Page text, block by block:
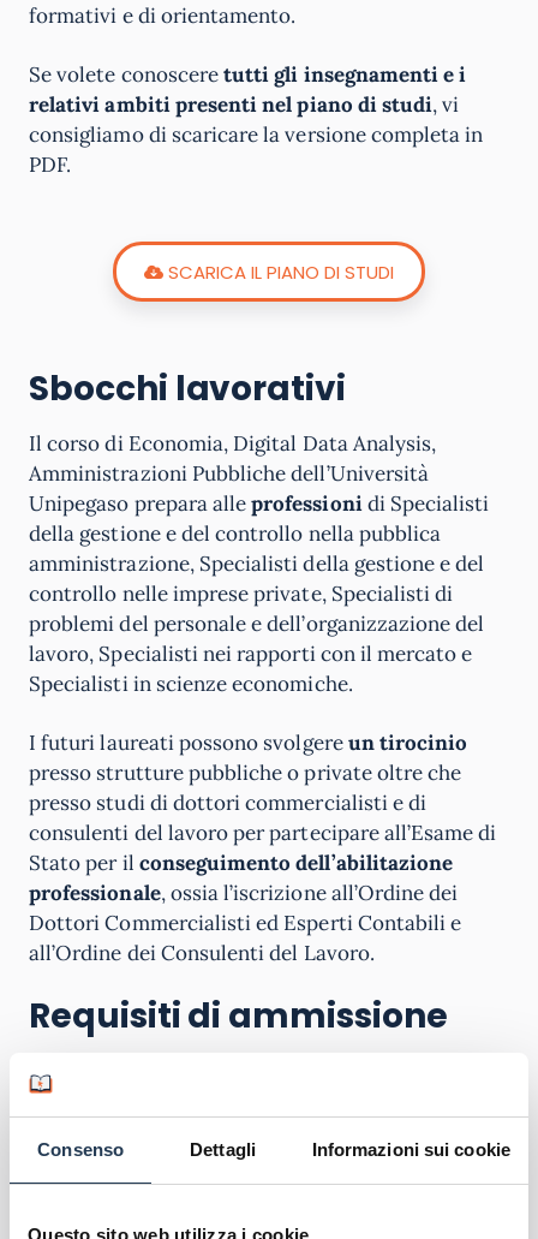
Consenso Dettagli Informazioni sui cookie
Questo sito web utilizza i cookie
formativi e di orientamento.
Se volete conosceretutti gli insegnamenti e i
relativi ambiti presenti nel piano di studi, vi
consigliamo di scaricare la versione completa in
PDF.
SCARICA IL PIANO DI STUDI
Sbocchi lavorativi
Il corso di Economia, Digital Data Analysis,
Amministrazioni Pubbliche dell’Università
Unipegaso prepara alleprofessionidi Specialisti
della gestione e del controllo nella pubblica
amministrazione, Specialisti della gestione e del
controllo nelle imprese private, Specialisti di
problemi del personale e dell’organizzazione del
lavoro, Specialisti nei rapporti con il mercato e
Specialisti in scienze economiche.
I futuri laureati possono svolgereun tirocinio
presso strutture pubbliche o private oltre che
presso studi di dottori commercialisti e di
consulenti del lavoro per partecipare all’Esame di
Stato per il conseguimento dell’abilitazione
professionale, ossia l’iscrizione all’Ordine dei
Dottori Commercialisti ed Esperti Contabili e
all’Ordine dei Consulenti del Lavoro.
Requisiti di ammissione
Ricordiamo che l’iscrizione può essere effettuata
in qualsiasi periodo dell’anno, senza costi
online riconosciuti dal MUR
. Tra i requisiti di
ammissione c’è il possesso diuna laurea triennale